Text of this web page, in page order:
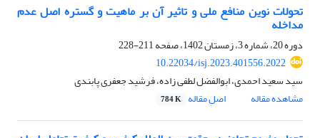
تحولات نوین منافع ملی و تاثیر آن بر ماهیت و گستره اصل عدم
مداخله
دوره 20، شماره 3، زمستان 1402، صفحه
211-228
10.22034/isj.2023.401556.2022
سید سعید احمدی، ابوالفضل لطفی زاده، فرشید جعفری پابندی
مشاهده مقاله
اصل مقاله 784 K